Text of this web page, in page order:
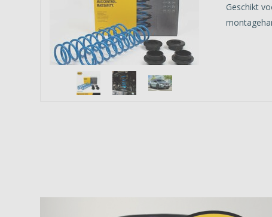
Geschikt